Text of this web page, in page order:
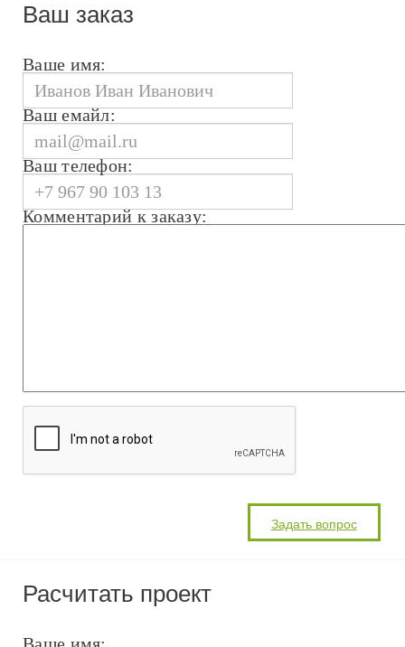
Ваш заказ
Ваше имя:
Ваш емайл:
Ваш телефон:
Комментарий к заказу:
Расчитать проект